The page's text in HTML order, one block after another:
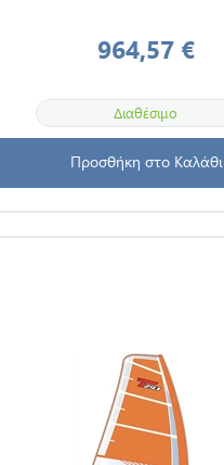
964,57 €
Διαθέσιμο
Προσθήκη στο Καλάθι